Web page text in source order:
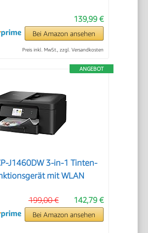
139,99 €
Bei Amazon ansehen
Preis inkl. MwSt., zzgl. Versandkosten
ANGEBOT
J1460DW 3-in-1 Tinten-
mit WLAN
142,79 €
199,00 €
Bei Amazon ansehen